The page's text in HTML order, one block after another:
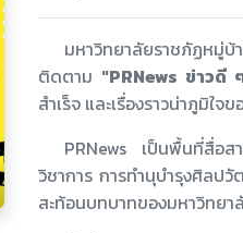
มหาวิทยาลัยราชภัฏหมู่
ติดตาม "PRNews ข่าวดี
สำเร็จ และเรื่องราวน่าภูมิใ
PRNews เป็นพื้นที่สื่อส
วิชาการ การทำนุบำรุงศิลป
สะท้อนบทบาทของมหาวิทย